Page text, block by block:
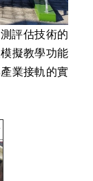
評估技術的
擬教學功能
業接軌的實